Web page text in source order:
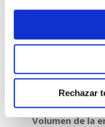
Rechazar